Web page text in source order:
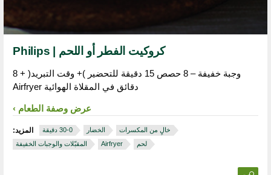
كروكيت الفطر أو اللحم | Philips
وجبة خفيفة – 8 حصص 15 دقيقة للتحضير )+ وقت التبريد( + 8
دقائق في المقلاة الهوائية Airfryer
عرض وصفة الطعام
المزيد: الخضار
خالٍ من المكسرات
المقبّلات والوجبات الخفيفة
Airfryer لحم